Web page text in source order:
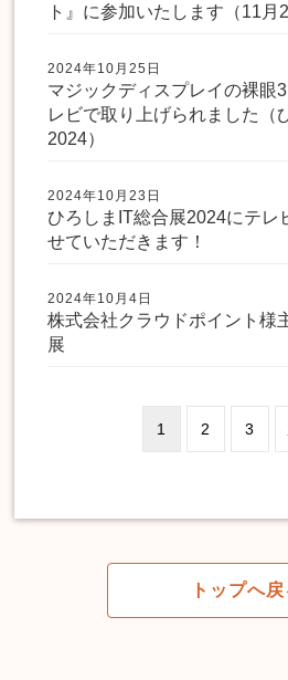
ト』に参加いたします（11月
2024年10月25日
マジックディスプレイの裸眼
レビで取り上げられました（
2024）
2024年10月23日
ひろしまIT総合展2024にテレ
せていただきます！
2024年10月4日
株式会社クラウドポイント様
展
1 2 3
トップへ戻